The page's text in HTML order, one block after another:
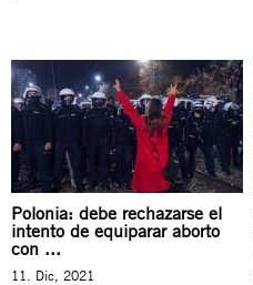
Polonia: debe rechazarse el
intento de equiparar aborto
con ...
11. Dic, 2021